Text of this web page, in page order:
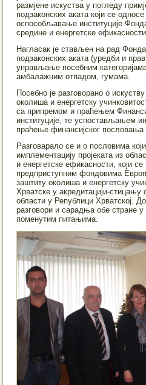
размјене искуства у погледу
подзаконских аката који се
оспособљавање институције
средине и енергетске
Нагласак је стављен на рад
подзаконских аката (уредби и
управљање посебним
амбалажним отпадом, гумама.
Посебно је разговорано о
околиша и енергетску
са припремом и праћењем
институције, те успостављањем
праћење финансијског пословања
Разговарало се и о пословима
имплементацију пројеката из
и енергетске ефикасности, који
предприступним фондовима
заштиту околиша и енергетску
Хрватске у акредитацији-
области у Републици Хрватској.
разговори и сарадња обе стране
поменутим питањима.